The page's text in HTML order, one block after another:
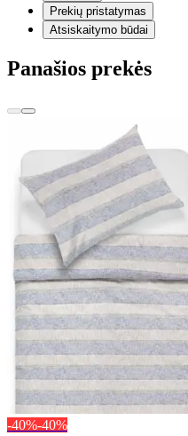
Prekių pristatymas
Atsiskaitymo būdai
Panašios prekės
-40%-40%